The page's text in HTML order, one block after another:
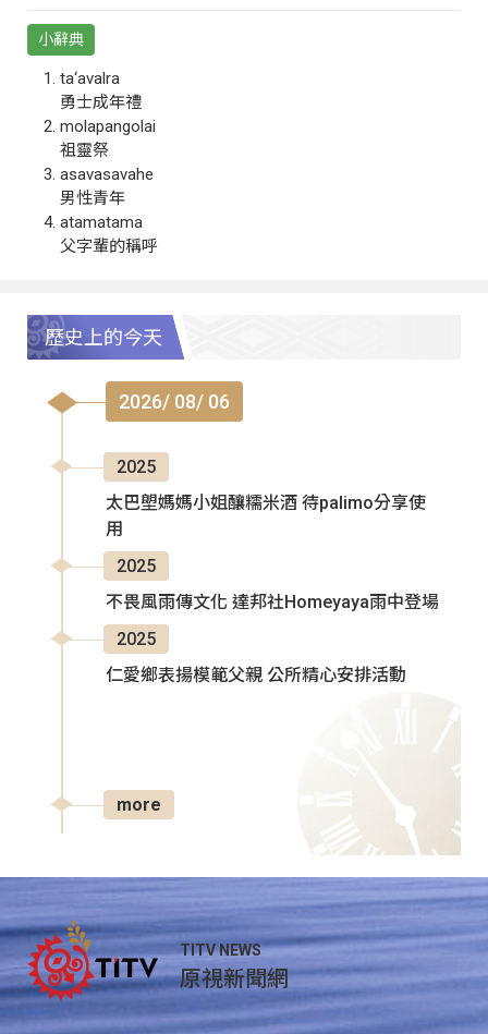
小辭典
ta‘avalra
勇士成年禮
molapangolai
祖靈祭
asavasavahe
男性青年
atamatama
父字輩的稱呼
歷史上的今天
2026/ 08/ 06
2025
太巴塱媽媽小姐釀糯米酒 待palimo分享使
用
2025
不畏風雨傳文化 達邦社Homeyaya雨中登場
2025
仁愛鄉表揚模範父親 公所精心安排活動
more
TITV NEWS
原視新聞網